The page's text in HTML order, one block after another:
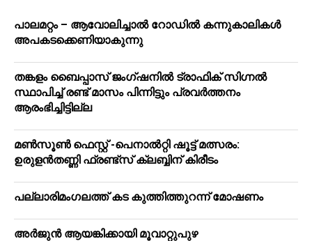
പാലമറ്റം – ആവോലിച്ചാൽ റോഡിൽ കന്നുകാലികൾ
അപകടക്കെണിയാകുന്നു
തങ്കളം ബൈപ്പാസ് ജംഗ്ഷനിൽ ട്രാഫിക് സിഗ്നല്‍
സ്ഥാപിച്ച് രണ്ട് മാസം പിന്നിട്ടും പ്രവർത്തനം
ആരംഭിച്ചിട്ടില്ല
മൺസൂൺ ഫെസ്റ്റ് -പെനാൽറ്റി ഷൂട്ട് മത്സരം:
ഉരുളൻതണ്ണി ഫ്രണ്ട്സ് ക്ലബ്ബിന് കിരീടം
പ​ല്ലാ​രി​മം​ഗ​ല​ത്ത് ക​ട കു​ത്തി​ത്തുറ​ന്ന് മോ​ഷ​ണം
അര്‍ജുന്‍ ആയങ്കിക്കായി മൂവാറ്റുപുഴ